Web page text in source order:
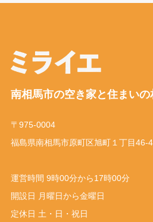
南相馬市の空き家と住まいの
〒975-0004
福島県南相馬市原町区旭町１丁目46-4
運営時間 9時00分から17時00分
開設日 月曜日から金曜日
定休日 土・日・祝日